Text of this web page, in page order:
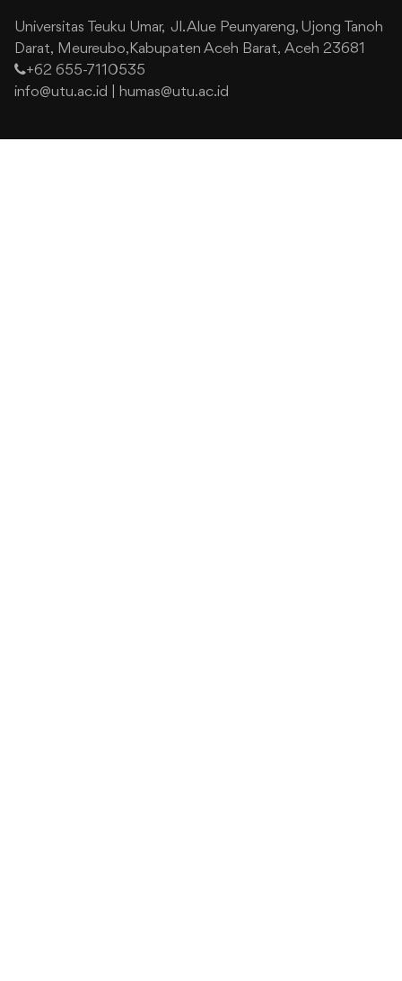
Universitas Teuku Umar, Jl. Alue Peunyareng, Ujong Tanoh
Darat, Meureubo,Kabupaten Aceh Barat, Aceh 23681
+62 655-7110535
info@utu.ac.id
humas@utu.ac.id